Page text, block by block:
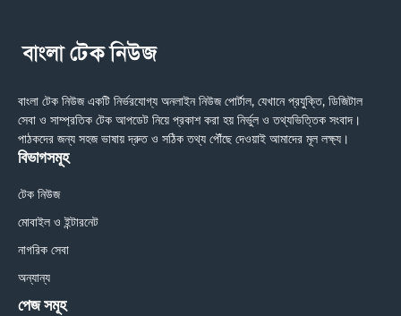
বাংলা টেক নিউজ একটি নির্ভরযোগ্য অনলাইন নিউজ পোর্টাল, যেখানে প্রযুক্তি, ডিজিটাল
সেবা ও সাম্প্রতিক টেক আপডেট নিয়ে প্রকাশ করা হয় নির্ভুল ও তথ্যভিত্তিক সংবাদ।
পাঠকদের জন্য সহজ ভাষায় দ্রুত ও সঠিক তথ্য পৌঁছে দেওয়াই আমাদের মূল লক্ষ্য।
বিভাগসমূহ
টেক নিউজ
মোবাইল ও ইন্টারনেট
নাগরিক সেবা
অন্যান্য
পেজ সমূহ